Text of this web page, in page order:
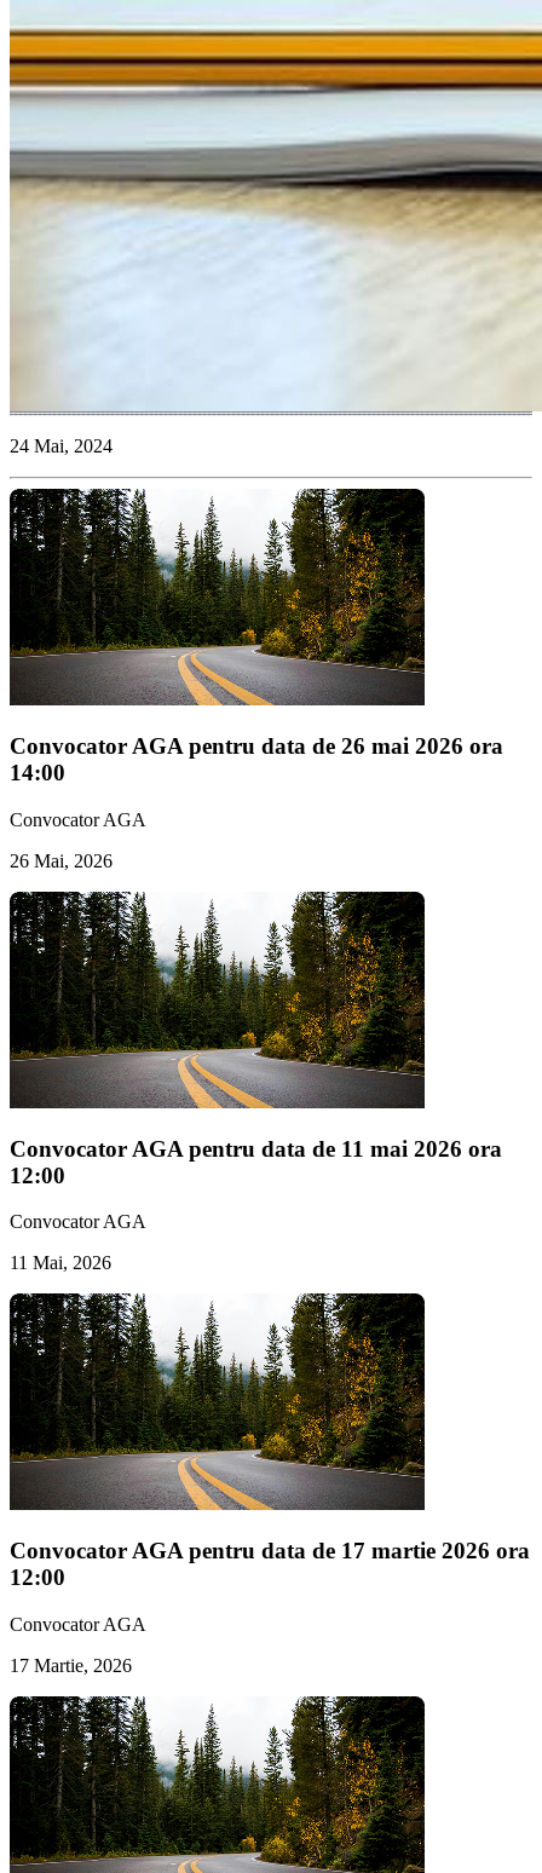
24 Mai, 2024
Convocator AGA pentru data de 26 mai 2026 ora
14:00
Convocator AGA
26 Mai, 2026
Convocator AGA pentru data de 11 mai 2026 ora
12:00
Convocator AGA
11 Mai, 2026
Convocator AGA pentru data de 17 martie 2026 ora
12:00
Convocator AGA
17 Martie, 2026